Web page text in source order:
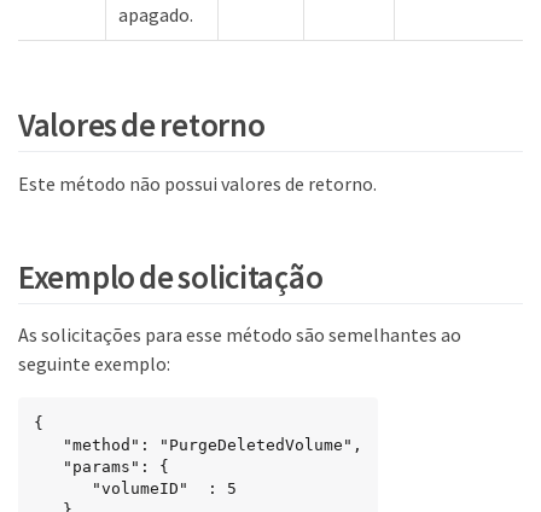
apagado.
Valores de retorno
Este método não possui valores de retorno.
Exemplo de solicitação
As solicitações para esse método são semelhantes ao
seguinte exemplo:
{